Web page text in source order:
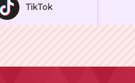
TikTok